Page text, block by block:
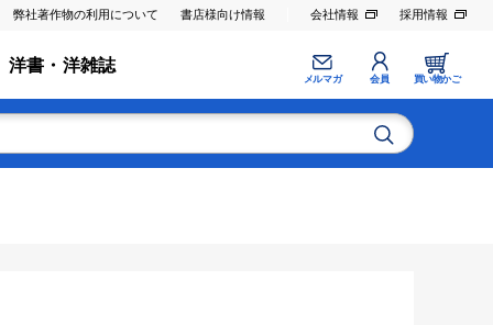
弊社著作物の利用について 書店様向け情報 会社情報 採用情報
洋書・洋雑誌
メルマガ 会員 買い物かご